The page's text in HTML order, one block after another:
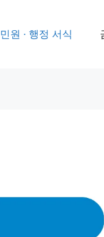
민원 · 행정 서식